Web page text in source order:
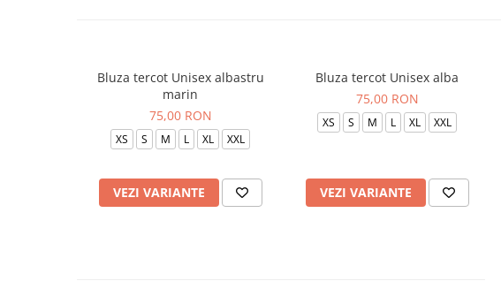
Bluza tercot Unisex albastru
marin
75,00 RON
XS S M L XL XXL
VEZI VARIANTE
Bluza tercot Unisex alba
75,00 RON
XS S M L XL XXL
VEZI VARIANTE